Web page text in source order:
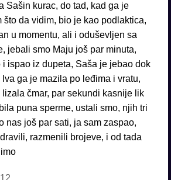
Sašin kurac, do tad, kad ga je
što da vidim, bio je kao podlaktica,
u momentu, ali i oduševljen sa
jebali smo Maju još par minuta,
i ispao iz dupeta, Saša je jebao dok
ga je mazila po leđima i vratu,
čmar, par sekundi kasnije lik
puna sperme, ustali smo, njih tri
nas još par sati, ja sam zaspao,
razmenili brojeve, i od tada